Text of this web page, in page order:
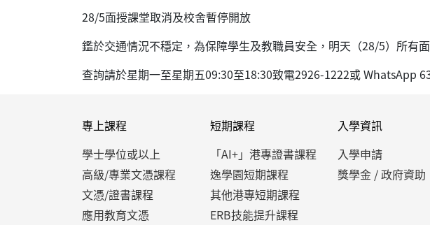
28/5面授課堂取消及校舍暫停開放
鑑於交通情況不穩定，為保障學生及教職員安全，明天（28/5）所有
查詢請於星期一至星期五09:30至18:30致電2926-1222或 WhatsApp
專上課程
學士學位或以上
高級/專業文憑課程
文憑/證書課程
應用教育文憑
短期課程
「AI+」港專證書課程
逸學園短期課程
其他港專短期課程
ERB技能提升課程
入學資訊
入學申請
獎學金 / 政府資助